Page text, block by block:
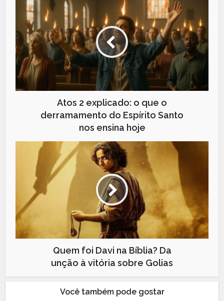
Atos 2 explicado: o que o
derramamento do Espírito Santo
nos ensina hoje
Quem foi Davi na Bíblia? Da
unção à vitória sobre Golias
Você também pode gostar